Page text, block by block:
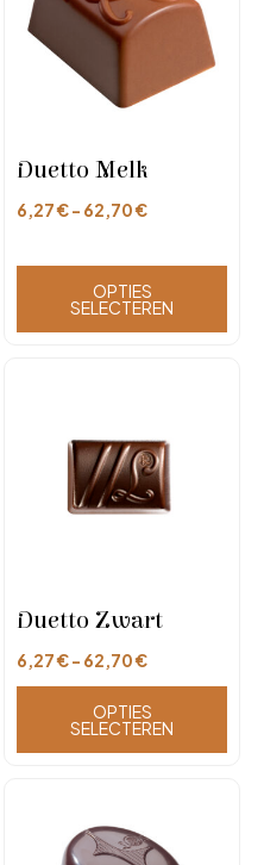
Duetto Melk
6,27€- 62,70€
OPTIES
SELECTEREN
Duetto Zwart
6,27€- 62,70€
OPTIES
SELECTEREN